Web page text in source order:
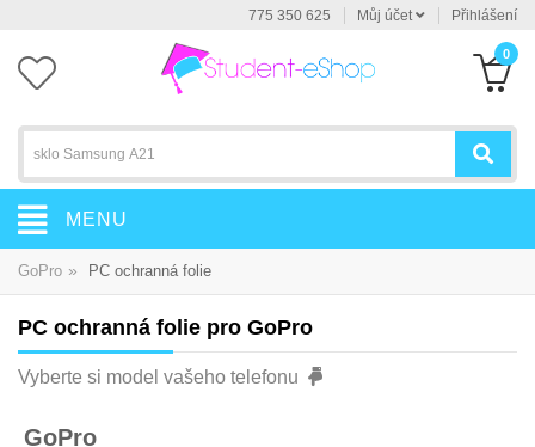
775 350 625 Můj účet Přihlášení
0
MENU
GoPro » PC ochranná folie
PC ochranná folie pro GoPro
Vyberte si model vašeho telefonu
GoPro